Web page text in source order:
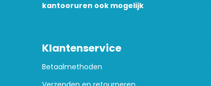
kantooruren ook mogelijk
Klantenservice
Betaalmethoden